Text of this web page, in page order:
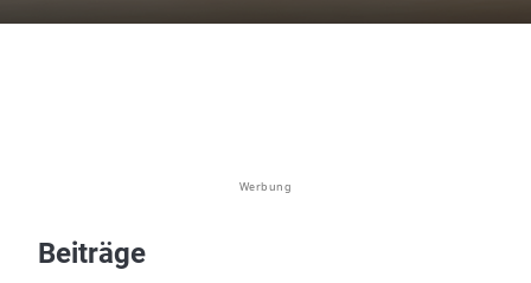
Werbung
Beiträge